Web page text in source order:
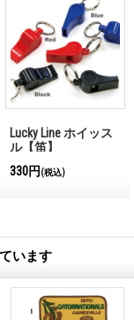
Lucky Line ホイッス
ル【笛】
330円 (税込)
います